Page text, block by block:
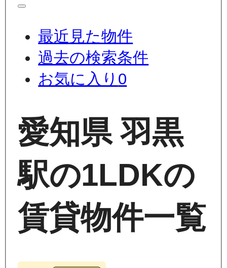
最近見た物件
過去の検索条件
お気に入り 0
愛知県 羽黒
駅の1LDKの
賃貸物件一覧